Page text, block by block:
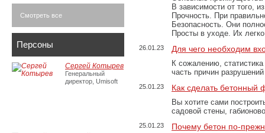
В зависимости от того,
Прочность. При
Безопасность. Они
Просты в уходе. Их
26.01.23 Для чего необходим
К сожалению,
часть причин
25.01.23 Как сделать бетонный
Вы хотите сами
садовой стены,
25.01.23
Почему бетон по-
Смотреть все
Персоны
Сергей Котырев
Генеральный
директор, Umisoft